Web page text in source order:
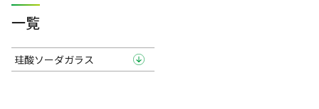
一覧
珪酸ソーダガラス